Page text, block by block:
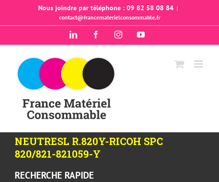
Nous joindre par téléphone : 09 82 58 08 84 |
contact@francematerielconsommable.fr
LinkedIn FacebookInstagramYouTube
NEUTRESL R.820Y-RICOH SPC
820/821-821059-Y
RECHERCHE RAPIDE